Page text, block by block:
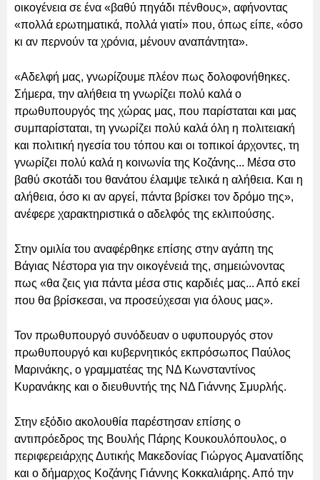
οικογένεια σε ένα «βαθύ πηγάδι πένθους», αφήνοντας
«πολλά ερωτηματικά, πολλά γιατί» που, όπως είπε, «όσο
κι αν περνούν τα χρόνια, μένουν αναπάντητα».
«Αδελφή μας, γνωρίζουμε πλέον πως δολοφονήθηκες.
Σήμερα, την αλήθεια τη γνωρίζει πολύ καλά ο
πρωθυπουργός της χώρας μας, που παρίσταται και μας
συμπαρίσταται, τη γνωρίζει πολύ καλά όλη η πολιτειακή
και πολιτική ηγεσία του τόπου και οι τοπικοί άρχοντες, τη
γνωρίζει πολύ καλά η κοινωνία της Κοζάνης... Μέσα στο
βαθύ σκοτάδι του θανάτου έλαμψε τελικά η αλήθεια. Και η
αλήθεια, όσο κι αν αργεί, πάντα βρίσκει τον δρόμο της»,
ανέφερε χαρακτηριστικά ο αδελφός της εκλιπούσης.
Στην ομιλία του αναφέρθηκε επίσης στην αγάπη της
Βάγιας Νέστορα για την οικογένειά της, σημειώνοντας
πως «θα ζεις για πάντα μέσα στις καρδιές μας... Από εκεί
που θα βρίσκεσαι, να προσεύχεσαι για όλους μας».
Τον πρωθυπουργό συνόδευαν ο υφυπουργός στον
πρωθυπουργό και κυβερνητικός εκπρόσωπος Παύλος
Μαρινάκης, ο γραμματέας της ΝΔ Κωνσταντίνος
Κυρανάκης και ο διευθυντής της ΝΔ Γιάννης Σμυρλής.
Στην εξόδιο ακολουθία παρέστησαν επίσης ο
αντιπρόεδρος της Βουλής Πάρης Κουκουλόπουλος, ο
περιφερειάρχης Δυτικής Μακεδονίας Γιώργος Αμανατίδης
και ο δήμαρχος Κοζάνης Γιάννης Κοκκαλιάρης. Από την